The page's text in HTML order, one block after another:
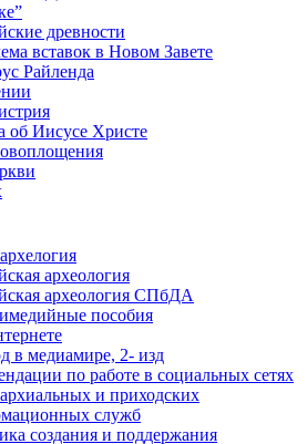
древности
вставок в Новом Завете
Райленда
об Иисусе Христе
археология
археология СПбДА
пособия
в медиамире, 2- изд
по работе в социальных сетях
и приходских
служб
создания и поддержания